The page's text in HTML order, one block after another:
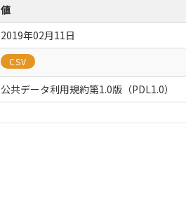
値
2019年02月11日
CSV
公共データ利用規約第1.0版（PDL1.0）